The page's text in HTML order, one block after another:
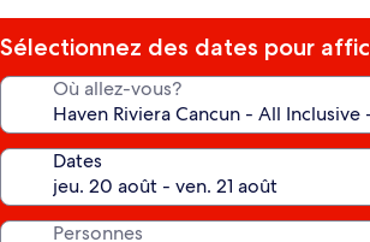
Sélectionnez des dates pour
Où allez-vous?
Dates
Personnes